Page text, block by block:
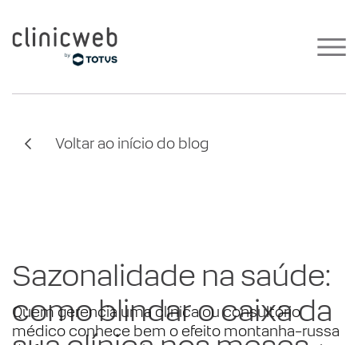
Voltar ao início do blog
Sazonalidade na saúde:
como blindar o caixa da
Quem gerencia uma clínica ou consultório
médico conhece bem o efeito montanha-russa